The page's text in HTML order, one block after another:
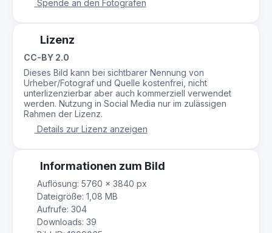
Spende an den Fotografen
Lizenz
CC-BY 2.0
Dieses Bild kann bei sichtbarer Nennung von
Urheber/Fotograf und Quelle kostenfrei, nicht
unterlizenzierbar aber auch kommerziell verwendet
werden. Nutzung in Social Media nur im zulässigen
Rahmen der Lizenz.
Details zur Lizenz anzeigen
Informationen zum Bild
Auflösung: 5760 × 3840 px
Dateigröße: 1,08 MB
Aufrufe: 304
Downloads: 39